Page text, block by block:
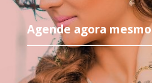
Agende agora mesmo